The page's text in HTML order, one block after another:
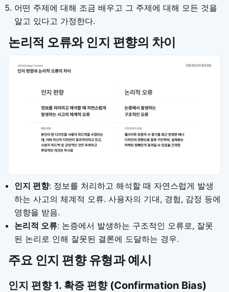
어떤 주제에 대해 조금 배우고 그 주제에 대해 모든 것을
알고 있다고 가정한다.
논리적 오류와 인지 편향의 차이
인지 편향: 정보를 처리하고 해석할 때 자연스럽게 발생
하는 사고의 체계적 오류. 사용자의 기대, 경험, 감정 등에
영향을 받음.
논리적 오류: 논증에서 발생하는 구조적인 오류로, 잘못
된 논리로 인해 잘못된 결론에 도달하는 경우.
주요 인지 편향 유형과 예시
인지 편향1. 확증 편향 (Confirmation Bias)